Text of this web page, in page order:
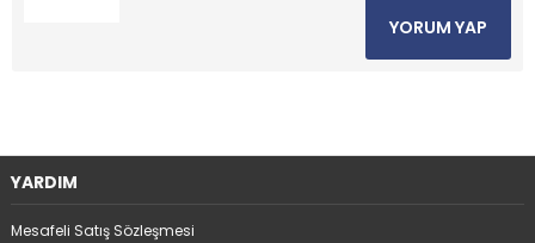
YORUM YAP
YARDIM
Mesafeli Satış Sözleşmesi